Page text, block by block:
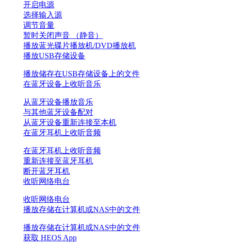
开启电源
选择输入源
调节音量
暂时关闭声音 （静音）
播放蓝光碟片播放机/DVD播放机
播放USB存储设备
播放储存在USB存储设备上的文件
在蓝牙设备上收听音乐
从蓝牙设备播放音乐
与其他蓝牙设备配对
从蓝牙设备重新连接至本机
在蓝牙耳机上收听音频
在蓝牙耳机上收听音频
重新连接至蓝牙耳机
断开蓝牙耳机
收听网络电台
收听网络电台
播放存储在计算机或NAS中的文件
播放存储在计算机或NAS中的文件
获取 HEOS App